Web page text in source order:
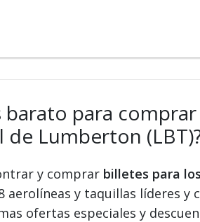
barato para
Lumberton
y comprar billetes para
aerolíneas y taquillas líderes
ofertas especiales y